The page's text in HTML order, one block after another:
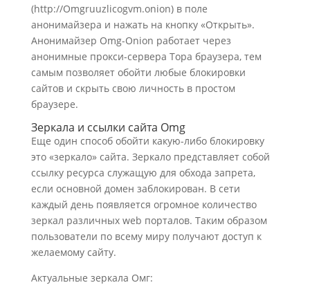
(http://Omgruuzlicogvm.onion) в поле
анонимайзера и нажать на кнопку «Открыть».
Анонимайзер Omg-Onion работает через
анонимные прокси-сервера Тора браузера, тем
самым позволяет обойти любые блокировки
сайтов и скрыть свою личность в простом
браузере.
Зеркала и ссылки сайта Omg
Еще один способ обойти какую-либо блокировку
это «зеркало» сайта. Зеркало представляет собой
ссылку ресурса служащую для обхода запрета,
если основной домен заблокирован. В сети
каждый день появляется огромное количество
зеркал различных web порталов. Таким образом
пользователи по всему миру получают доступ к
желаемому сайту.
Актуальные зеркала Омг: